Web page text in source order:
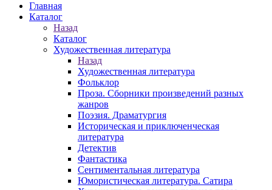
Главная
Каталог
Назад
Каталог
Художественная литература
Назад
Художественная литература
Фольклор
Проза. Сборники произведений разных
жанров
Поэзия. Драматургия
Историческая и приключенческая
литература
Детектив
Фантастика
Сентиментальная литература
Юмористическая литература. Сатира